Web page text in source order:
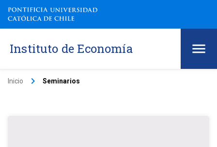
Instituto de Economía
Inicio keyboard_arrow_right Seminarios